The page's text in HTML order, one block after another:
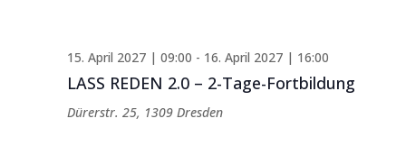
LASS REDEN 2.0 – 2-Tage-Fortbildung
15. April 2027 | 09:00 - 16. April 2027 | 16:00
Dürerstr. 25, 1309 Dresden